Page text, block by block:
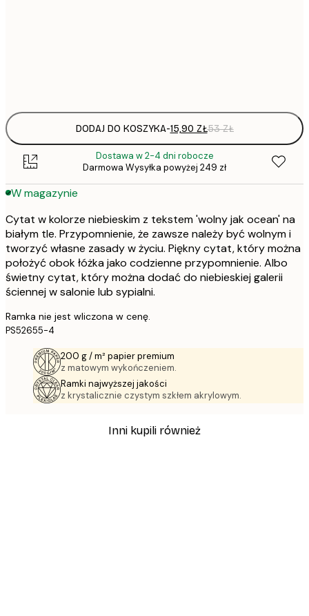
DODAJ DO KOSZYKA-15,90 ZŁ53 ZŁ
Dostawa w 2-4 dni robocze
Darmowa Wysyłka powyżej 249 zł
W magazynie
Cytat w kolorze niebieskim z tekstem 'wolny jak ocean' na
białym tle. Przypomnienie, że zawsze należy być wolnym i
tworzyć własne zasady w życiu. Piękny cytat, który można
położyć obok łóżka jako codzienne przypomnienie. Albo
świetny cytat, który można dodać do niebieskiej galerii
ściennej w salonie lub sypialni.
Ramka nie jest wliczona w cenę.
PS52655-4
200 g / m² papier premium
z matowym wykończeniem.
Ramki najwyższej jakości
z krystalicznie czystym szkłem akrylowym.
Inni kupili również